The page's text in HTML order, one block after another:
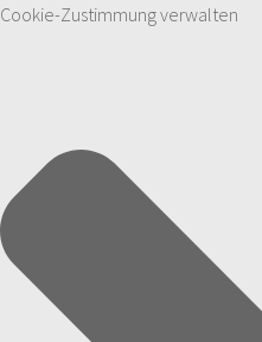
Cookie-Zustimmung verwalten